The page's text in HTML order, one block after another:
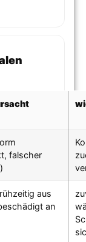
falscher
aus
an